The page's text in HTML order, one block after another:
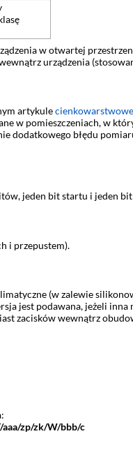
w otwartej
urządzenia
artykule
w pomieszczeniach, w
dodatkowego błędu
jeden bit startu i jeden
i przepustem).
(w zalewie
jest podawana, jeżeli inna
zacisków wewnątrz
aaa/zp/zk/W/bbb/c